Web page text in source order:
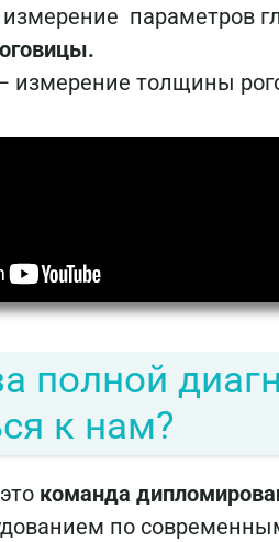
параметров
измерение толщины
полной
к нам?
команда
по